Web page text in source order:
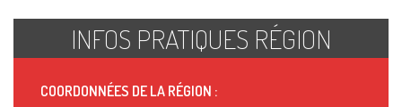
INFOS PRATIQUES RÉGION
COORDONNÉES DE LA RÉGION :